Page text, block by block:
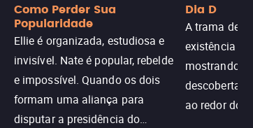
Como Perder Sua
Popularidade
Ellie é organizada, estudiosa e
invisível. Nate é popular, rebelde
e impossível. Quando os dois
formam uma aliança para
disputar a presidência do
Dia D
A trama de
existência
mostrando
descoberta
ao redor do